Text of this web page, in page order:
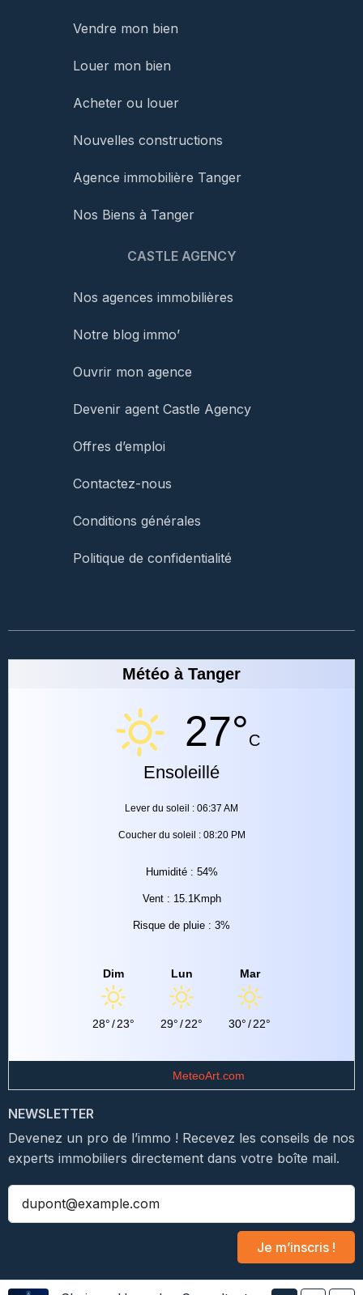
Vendre mon bien
Louer mon bien
Acheter ou louer
Nouvelles constructions
Agence immobilière Tanger
Nos Biens à Tanger
CASTLE AGENCY
Nos agences immobilières
Notre blog immo’
Ouvrir mon agence
Devenir agent Castle Agency
Offres d’emploi
Contactez-nous
Conditions générales
Politique de confidentialité
Météo à Tanger
27°C
Ensoleillé
Lever du soleil : 06:37 AM
Coucher du soleil : 08:20 PM
Humidité : 54%
Vent : 15.1Kmph
Risque de pluie : 3%
Dim
28°/23°
Lun
29°/22°
Mar
30°/22°
MeteoArt.com
NEWSLETTER
Devenez un pro de l’immo ! Recevez les conseils de nos
experts immobiliers directement dans votre boîte mail.
Je m’inscris !